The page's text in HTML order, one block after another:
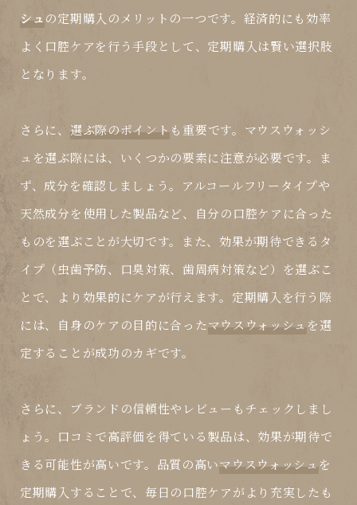
シュの定期購入のメリットの一つです。経済的にも効率
よく口腔ケアを行う手段として、定期購入は賢い選択肢
となります。
さらに、 選ぶ際のポイント も重要です。マウスウォッシ
ュを選ぶ際には、いくつかの要素に注意が必要です。ま
ず、成分を確認しましょう。アルコールフリータイプや
天然成分を使用した製品など、自分の口腔ケアに合った
ものを選ぶことが大切です。また、効果が期待できるタ
イプ（虫歯予防、口臭対策、歯周病対策など）を選ぶこ
とで、より効果的にケアが行えます。定期購入を行う際
には、自身のケアの目的に合ったマウスウォッシュ を選
定することが成功のカギです。
さらに、ブランドの信頼性やレビューもチェックしまし
ょう。口コミで高評価を得ている製品は、効果が期待で
きる可能性が高いです。品質の高いマウスウォッシュ を
定期購入することで、毎日の口腔ケアがより充実したも